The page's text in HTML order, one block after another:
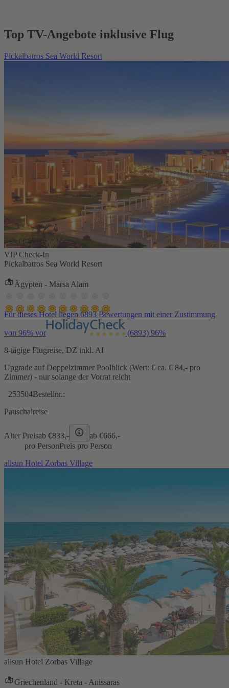
Top TV-Angebote inklusive Flug
Pickalbatros Sea World Resort
VIP Check-In
Pickalbatros Sea World Resort
Ägypten - Marsa Alam
Für dieses Hotel liegen 6893 Bewertungen mit einer Zustimmung
von 96% vor (6893) 96%
8-tägige Flugreise, DZ inkl. AI
Upgrade auf Doppelzimmer Poolblick (Wert: € ca. € 84,- pro
Zimmer) - nur solange der Vorrat reicht
253504Bestellnr.:
Pauschalreise
Alter Preisab €833,- ab €666,-
pro PersonPreis pro Person
allsun Hotel Zorbas Village
allsun Hotel Zorbas Village
Griechenland - Kreta - Anissaras